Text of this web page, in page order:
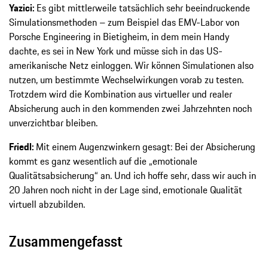
Yazici: Es gibt mittlerweile tatsächlich sehr beeindruckende
Simulationsmethoden – zum Beispiel das EMV-Labor von
Porsche Engineering in Bietigheim, in dem mein Handy
dachte, es sei in New York und müsse sich in das US-
amerikanische Netz einloggen. Wir können Simulationen also
nutzen, um bestimmte Wechselwirkungen vorab zu testen.
Trotzdem wird die Kombination aus virtueller und realer
Absicherung auch in den kommenden zwei Jahrzehnten noch
unverzichtbar bleiben.
Friedl: Mit einem Augenzwinkern gesagt: Bei der Absicherung
kommt es ganz wesentlich auf die „emotionale
Qualitätsabsicherung“ an. Und ich hoffe sehr, dass wir auch in
20 Jahren noch nicht in der Lage sind, emotionale Qualität
virtuell abzubilden.
Zusammengefasst